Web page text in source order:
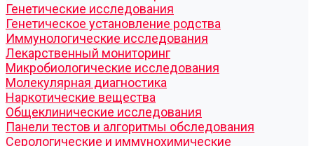
Генетические исследования
Генетическое установление родства
Иммунологические исследования
Лекарственный мониторинг
Микробиологические исследования
Молекулярная диагностика
Наркотические вещества
Общеклинические исследования
Панели тестов и алгоритмы обследования
Серологические и иммунохимические